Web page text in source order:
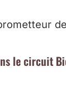
le circuit